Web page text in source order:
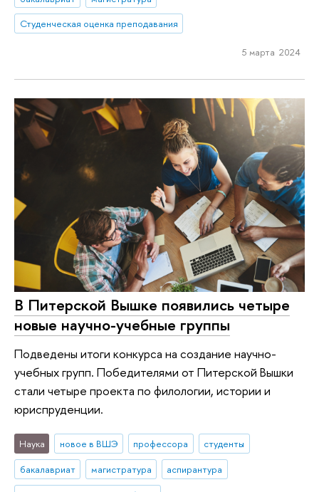
Студенческая оценка преподавания
5 марта 2024
В Питерской Вышке появились четыре
новые научно-учебные группы
Подведены итоги конкурса на создание научно-
учебных групп. Победителями от Питерской Вышки
стали четыре проекта по филологии, истории и
юриспруденции.
Наука новое в ВШЭ профессора
студенты
бакалавриат
магистратура
аспирантура